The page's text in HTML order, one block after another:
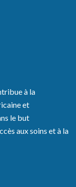
à la
et
le but
aux soins et à la